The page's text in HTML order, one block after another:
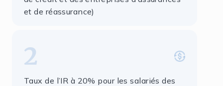
et de réassurance)
2
Taux de l’IR à 20% pour les salariés des